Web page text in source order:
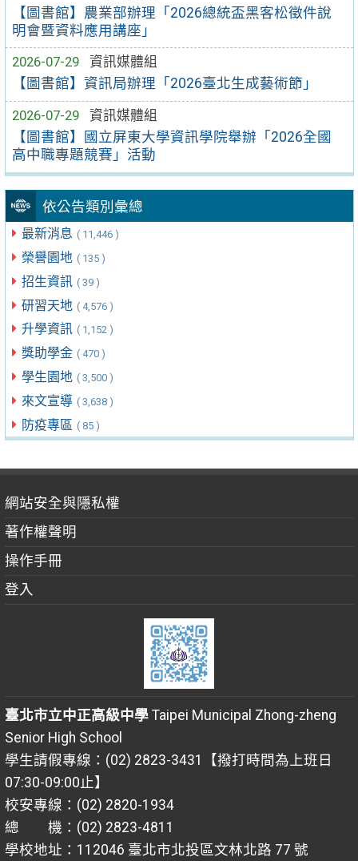
【圖書館】農業部辦理「2026總統盃黑客松徵件說
明會暨資料應用講座」
2026-07-29
資訊媒體組
【圖書館】資訊局辦理「2026臺北生成藝術節」
2026-07-29
資訊媒體組
【圖書館】國立屏東大學資訊學院舉辦「2026全國
高中職專題競賽」活動
依公告類別彙總
最新消息 ( 11,446 )
榮譽園地 ( 135 )
招生資訊 ( 39 )
研習天地 ( 4,576 )
升學資訊 ( 1,152 )
獎助學金 ( 470 )
學生園地 ( 3,500 )
來文宣導 ( 3,638 )
防疫專區 ( 85 )
網站安全與隱私權
著作權聲明
操作手冊
登入
臺北市立中正高級中學Taipei Municipal Zhong-zheng
Senior High School
學生請假專線：(02) 2823-3431【撥打時間為上班日
07:30-09:00止】
校安專線：(02) 2820-1934
總 機：(02) 2823-4811
學校地址：112046 臺北市北投區文林北路 77 號